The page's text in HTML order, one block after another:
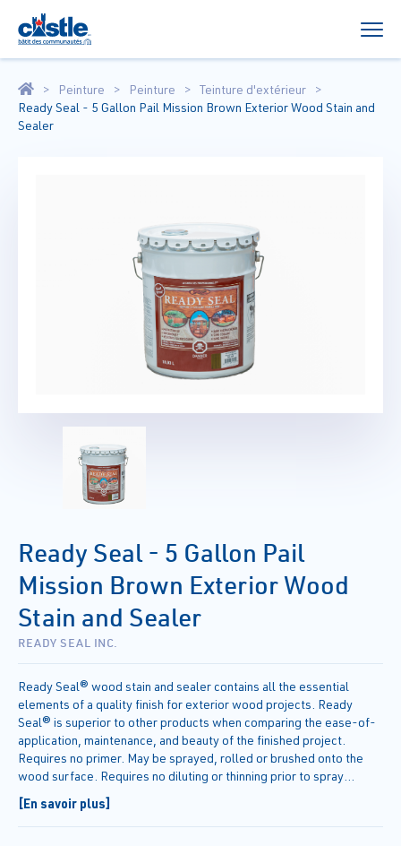
Peinture Peinture
Teinture d'extérieur
Ready Seal - 5 Gallon Pail Mission Brown Exterior Wood Stain and
Sealer
Ready Seal - 5 Gallon Pail
Mission Brown Exterior Wood
Stain and Sealer
READY SEAL INC.
Ready Seal® wood stain and sealer contains all the essential
elements of a quality finish for exterior wood projects. Ready
Seal® is superior to other products when comparing the ease-of-
application, maintenance, and beauty of the finished project.
Requires no primer. May be sprayed, rolled or brushed onto the
wood surface. Requires no diluting or thinning prior to spray
applications. Requires no back-brushing and Ready Seal® will
never leave runs, laps or streaks. Requires no wet-line
application, the product will blend itself. Requires no specific
[En savoir plus]